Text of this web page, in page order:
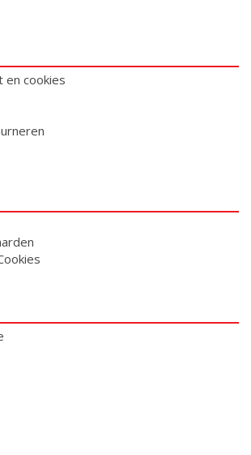
en cookies